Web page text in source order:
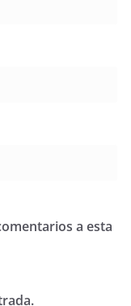
a esta